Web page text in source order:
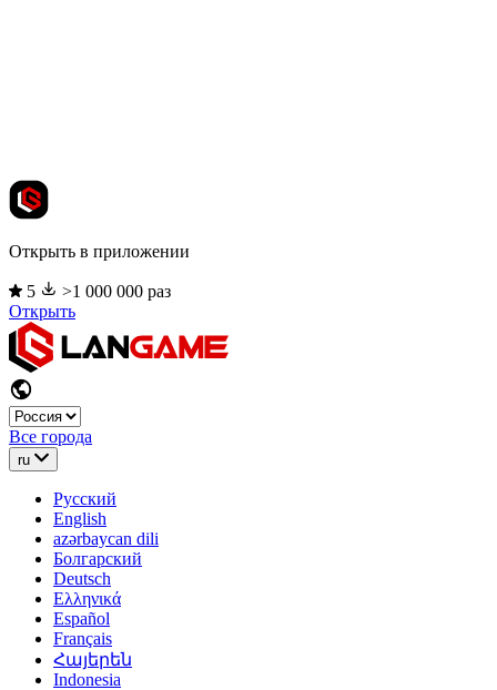
Открыть в приложении
5
>1 000 000 раз
Открыть
Все города
ru
Русский
English
azərbaycan dili
Болгарский
Deutsch
Ελληνικά
Español
Français
Հայերեն
Indonesia